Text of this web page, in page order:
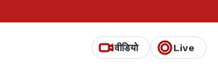
वीडियो Live